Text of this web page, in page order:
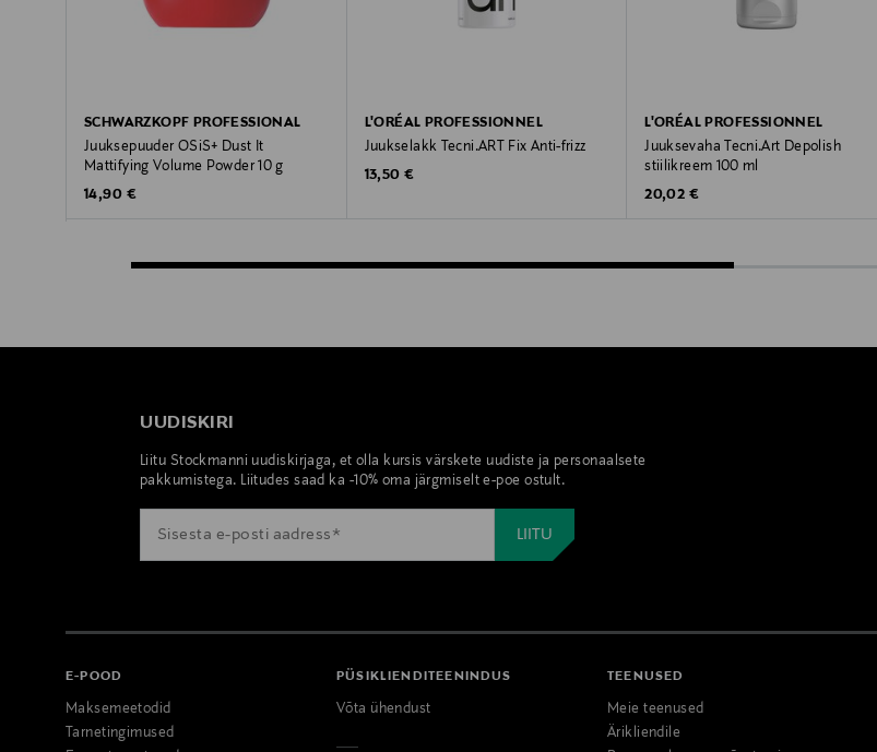
SCHWARZKOPF PROFESSIONAL
Juuksepuuder OSiS+ Dust It
Mattifying Volume Powder 10 g
Original Price
14,90 €
L'ORÉAL PROFESSIONNEL
Juukselakk Tecni.ART Fix Anti-frizz
Original Price
13,50 €
L'ORÉAL PROFESSIONNEL
Juuksevaha Tecni.Art Depolish
stiilikreem 100 ml
Original Price
20,02 €
UUDISKIRI
Liitu Stockmanni uudiskirjaga, et olla kursis värskete uudiste ja personaalsete
pakkumistega. Liitudes saad ka -10% oma järgmiselt e-poe ostult.
E-POOD
Maksemeetodid
Tarnetingimused
PÜSIKLIENDITEENINDUS
Võta ühendust
TEENUSED
Meie teenused
Ärikliendile